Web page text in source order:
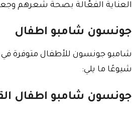
العناية الفعّالة بصحة شعرهم
جونسون شامبو اطفال
شامبو جونسون للأطفال متوفرة في
شيوعًا ما يلي:
جونسون شامبو اطفال